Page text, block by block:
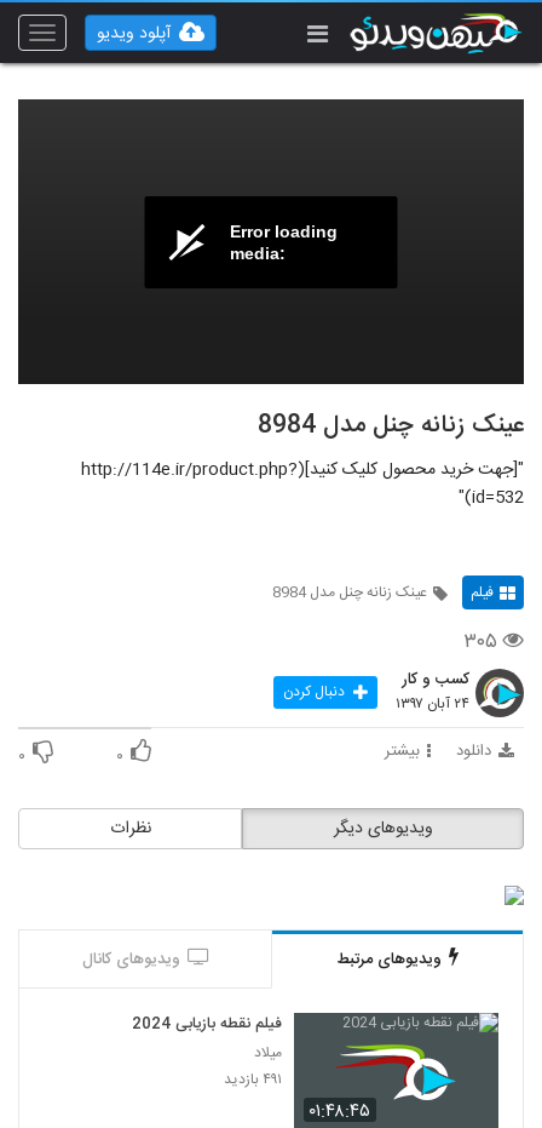
Toggle
آپلود ویدیو
Error loading
media:
عینک زنانه چنل مدل 8984
"[جهت خرید محصول کلیک کنید](http://114e.ir/product.php?
id=532)"
فیلم عینک زنانه چنل مدل 8984
۳۰۵
کسب و کار
۲۴ آبان ۱۳۹۷ دنبال کردن
دانلود بیشتر ۰ ۰
نظرات ویدیوهای دیگر
ویدیوهای مرتبط ویدیوهای کانال
۰۱:۴۸:۴۵
فیلم نقطه بازیابی 2024
میلاد
۴۹۱ بازدید